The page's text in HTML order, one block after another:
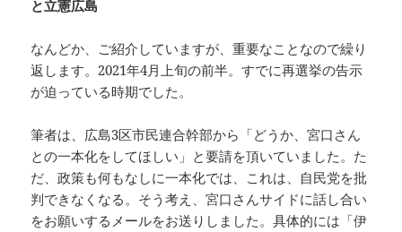
と立憲広島
なんどか、ご紹介していますが、重要なことなので繰り
返します。2021年4月上旬の前半。すでに再選挙の告示
が迫っている時期でした。
筆者は、広島3区市民連合幹部から「どうか、宮口さん
との一本化をしてほしい」と要請を頂いていました。た
だ、政策も何もなしに一本化では、これは、自民党を批
判できなくなる。そう考え、宮口さんサイドに話し合い
をお願いするメールをお送りしました。具体的には「伊